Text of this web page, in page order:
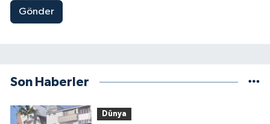
Gönder
Son Haberler
Dünya